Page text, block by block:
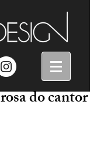
do cantor